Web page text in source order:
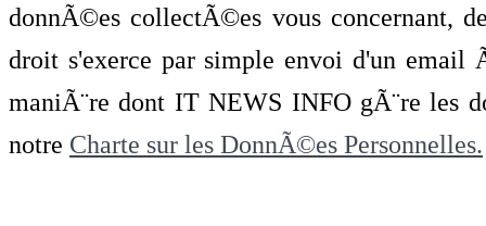
donnÃ©es collectÃ©es vous concernant,
droit s'exerce par simple envoi d'un
maniÃ¨re dont IT NEWS INFO gÃ¨re les
notre Charte sur les DonnÃ©es Personnelles.